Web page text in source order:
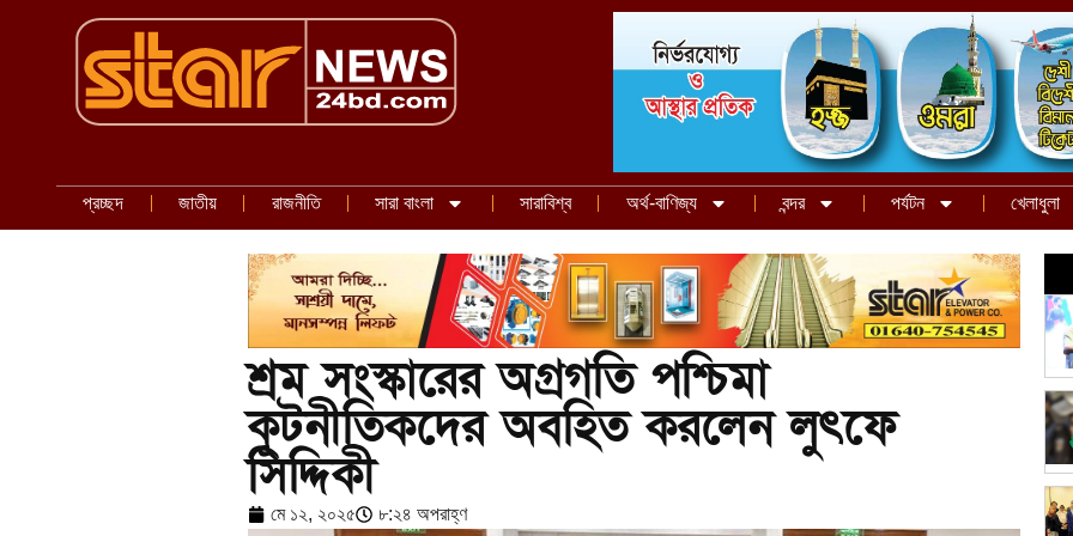
প্রচ্ছদ জাতীয় রাজনীতি সারা বাংলা সারাবিশ্ব অর্থ-বাণিজ্য বন্দর পর্যটন খেলাধুলা
শ্রম সংস্কারের অগ্রগতি পশ্চিমা
কূটনীতিকদের অবহিত করলেন লুৎফে
সিদ্দিকী
মে ১২, ২০২৫ ৮:২৪ অপরাহ্ণ